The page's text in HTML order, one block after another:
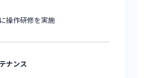
操作研修を実施
ナンス